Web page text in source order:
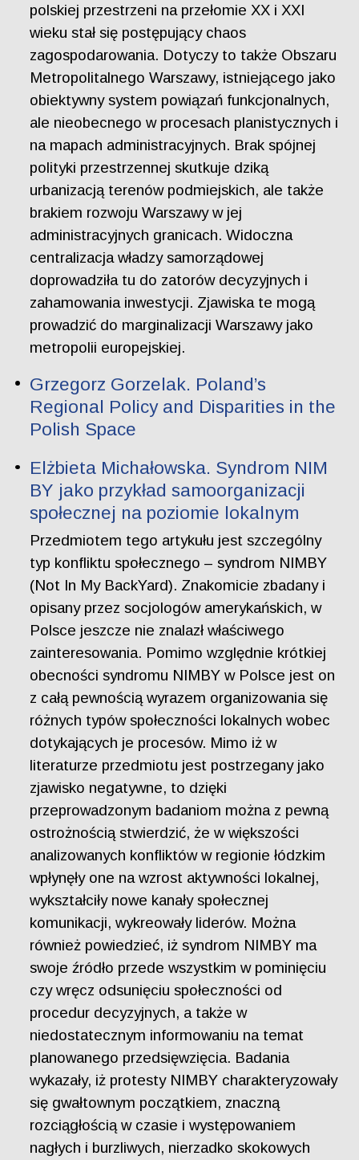
polskiej przestrzeni na przełomie XX i XXI
wieku stał się postępujący chaos
zagospodarowania. Dotyczy to także Obszaru
Metropolitalnego Warszawy, istniejącego jako
obiektywny system powiązań funkcjonalnych,
ale nieobecnego w procesach planistycznych i
na mapach administracyjnych. Brak spójnej
polityki przestrzennej skutkuje dziką
urbanizacją terenów podmiejskich, ale także
brakiem rozwoju Warszawy w jej
administracyjnych granicach. Widoczna
centralizacja władzy samorządowej
doprowadziła tu do zatorów decyzyjnych i
zahamowania inwestycji. Zjawiska te mogą
prowadzić do marginalizacji Warszawy jako
metropolii europejskiej.
Grzegorz Gorzelak. Poland’s
Regional Policy and Disparities in the
Polish Space
Elżbieta Michałowska. Syndrom NIM
BY jako przykład samoorganizacji
społecznej na poziomie lokalnym
Przedmiotem tego artykułu jest szczególny
typ konfliktu społecznego – syndrom NIMBY
(Not In My BackYard). Znakomicie zbadany i
opisany przez socjologów amerykańskich, w
Polsce jeszcze nie znalazł właściwego
zainteresowania. Pomimo względnie krótkiej
obecności syndromu NIMBY w Polsce jest on
z całą pewnością wyrazem organizowania się
różnych typów społeczności lokalnych wobec
dotykających je procesów. Mimo iż w
literaturze przedmiotu jest postrzegany jako
zjawisko negatywne, to dzięki
przeprowadzonym badaniom można z pewną
ostrożnością stwierdzić, że w większości
analizowanych konfliktów w regionie łódzkim
wpłynęły one na wzrost aktywności lokalnej,
wykształciły nowe kanały społecznej
komunikacji, wykreowały liderów. Można
również powiedzieć, iż syndrom NIMBY ma
swoje źródło przede wszystkim w pominięciu
czy wręcz odsunięciu społeczności od
procedur decyzyjnych, a także w
niedostatecznym informowaniu na temat
planowanego przedsięwzięcia. Badania
wykazały, iż protesty NIMBY charakteryzowały
się gwałtownym początkiem, znaczną
rozciągłością w czasie i występowaniem
nagłych i burzliwych, nierzadko skokowych